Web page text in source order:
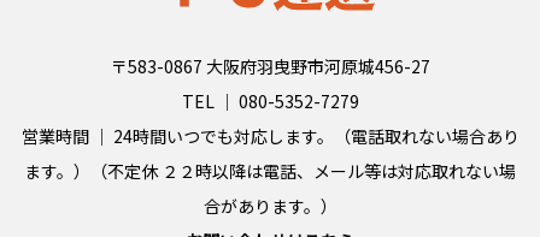
〒583-0867 大阪府羽曳野市河原城456-27
TEL │ 080-5352-7279
営業時間 │ 24時間いつでも対応します。（電話取れない場合あり
ます。）（不定休 ２２時以降は電話、メール等は対応取れない場
合があります。）